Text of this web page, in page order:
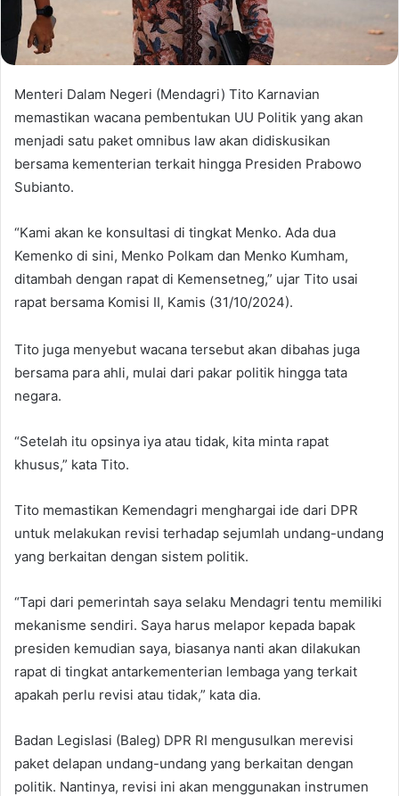
Menteri Dalam Negeri (Mendagri) Tito Karnavian
memastikan wacana pembentukan UU Politik yang akan
menjadi satu paket omnibus law akan didiskusikan
bersama kementerian terkait hingga Presiden Prabowo
Subianto.
“Kami akan ke konsultasi di tingkat Menko. Ada dua
Kemenko di sini, Menko Polkam dan Menko Kumham,
ditambah dengan rapat di Kemensetneg,” ujar Tito usai
rapat bersama Komisi II, Kamis (31/10/2024).
Tito juga menyebut wacana tersebut akan dibahas juga
bersama para ahli, mulai dari pakar politik hingga tata
negara.
“Setelah itu opsinya iya atau tidak, kita minta rapat
khusus,” kata Tito.
Tito memastikan Kemendagri menghargai ide dari DPR
untuk melakukan revisi terhadap sejumlah undang-undang
yang berkaitan dengan sistem politik.
“Tapi dari pemerintah saya selaku Mendagri tentu memiliki
mekanisme sendiri. Saya harus melapor kepada bapak
presiden kemudian saya, biasanya nanti akan dilakukan
rapat di tingkat antarkementerian lembaga yang terkait
apakah perlu revisi atau tidak,” kata dia.
Badan Legislasi (Baleg) DPR RI mengusulkan merevisi
paket delapan undang-undang yang berkaitan dengan
politik. Nantinya, revisi ini akan menggunakan instrumen